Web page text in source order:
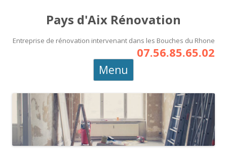
Pays d'Aix Rénovation
Entreprise de rénovation intervenant dans les Bouches du Rhone
07.56.85.65.02
Menu